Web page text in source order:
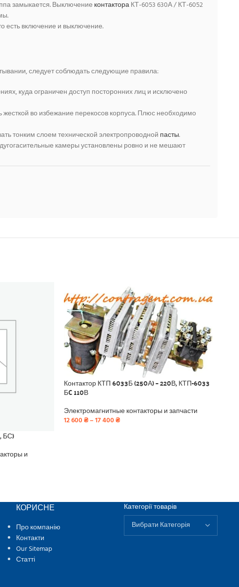
замыкается. Выключение контактораКТ-6053 630А / КТ-6052
есть включение и выключение.
следует соблюдать следующие правила:
куда ограничен доступ посторонних лиц и исключено
во избежание перекосов корпуса. Плюс необходимо
тонким слоем технической электропроводной пасты.
камеры установлены ровно и не мешают
БС)
и
Контактор КТП 6033Б (250А) – 220В, КТП-6033
БC 110В
Электромагнитные контакторы и запчасти
12 600₴–17 400₴
КОРИСНЕ
Про компанію
Контакти
Our Sitemap
Статті
Категорії товарів